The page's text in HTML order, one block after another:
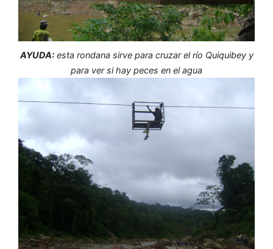
AYUDA:esta rondana sirve para cruzar el río Quiquibey y
para ver si hay peces en el agua